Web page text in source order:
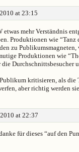
at 23:15
mehr Verständnis
Produktionen wie “Tanz
zu Publikumsmagneten,
Produktionen wie
Durchschnittsbesucher
kritisieren, als die
aber richtig werden
at 22:37
für dieses “auf den